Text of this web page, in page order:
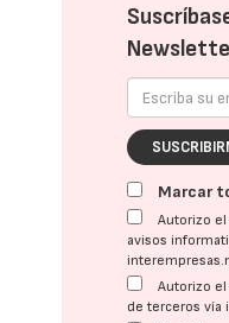
Marcar
Autorizo
avisos
Autorizo
de terceros vía